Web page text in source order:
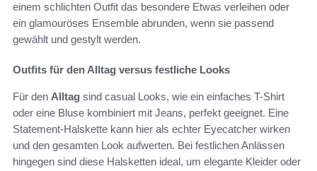
einem schlichten Outfit das besondere Etwas verleihen oder
ein glamouröses Ensemble abrunden, wenn sie passend
gewählt und gestylt werden.
Outfits für den Alltag versus festliche Looks
Für den Alltag sind casual Looks, wie ein einfaches T-Shirt
oder eine Bluse kombiniert mit Jeans, perfekt geeignet. Eine
Statement-Halskette kann hier als echter Eyecatcher wirken
und den gesamten Look aufwerten. Bei festlichen Anlässen
hingegen sind diese Halsketten ideal, um elegante Kleider oder